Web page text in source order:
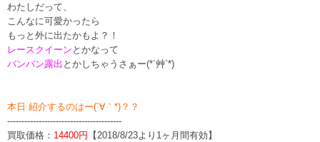
わたしだって、
こんなに可愛かったら
もっと外に出たかもよ？！
レースクイーン とかなって
バンバン露出 とかしちゃうさぁー(*´艸`*)
本日 紹介するのはー(´∀｀*)？？
----------------------------------------
買取価格： 14400円
【2018/8/23より1ヶ月間有効】